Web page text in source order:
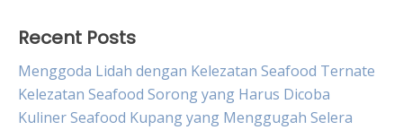
Recent Posts
Menggoda Lidah dengan Kelezatan Seafood Ternate
Kelezatan Seafood Sorong yang Harus Dicoba
Kuliner Seafood Kupang yang Menggugah Selera